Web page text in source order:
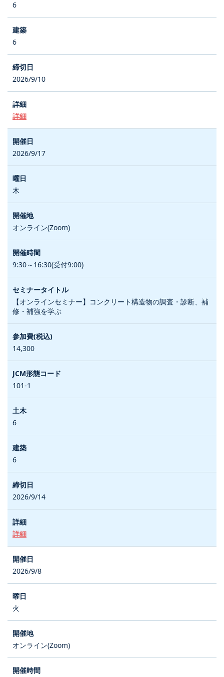
6
6
2026/9/10
詳細
2026/9/17
木
オンライン(Zoom)
9:30～16:30(受付9:00)
【オンラインセミナー】コンクリート構造物の調査・診断、補
修・補強を学ぶ
14,300
101-1
6
6
2026/9/14
詳細
2026/9/8
火
オンライン(Zoom)